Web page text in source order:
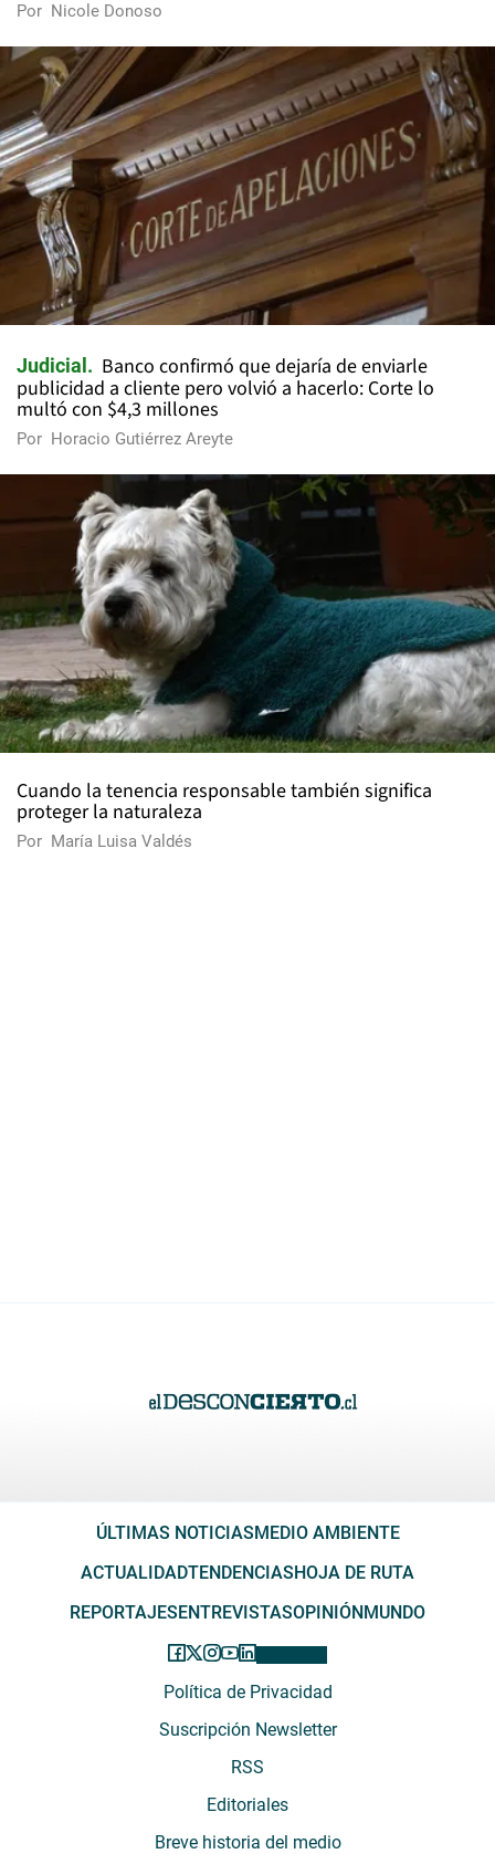
Por Nicole Donoso
Judicial
Banco confirmó que dejaría de enviarle
publicidad a cliente pero volvió a hacerlo: Corte lo
multó con $4,3 millones
Por Horacio Gutiérrez Areyte
Cuando la tenencia responsable también significa
proteger la naturaleza
Por María Luisa Valdés
ÚLTIMAS NOTICIASMEDIO AMBIENTE
ACTUALIDADTENDENCIASHOJA DE RUTA
REPORTAJESENTREVISTASOPINIÓNMUNDO
Política de Privacidad
Suscripción Newsletter
RSS
Editoriales
Breve historia del medio